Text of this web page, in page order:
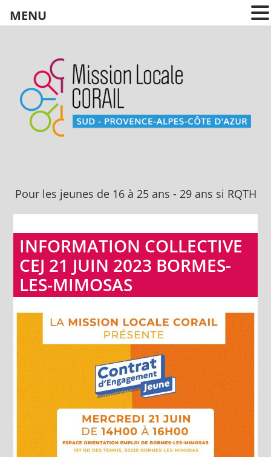
Pour les jeunes
de 16 à 25 ans
Pour les jeunes de 16 à 25 ans - 29 ans si RQTH
INFORMATION COLLECTIVE
CEJ 21 JUIN 2023 BORMES-
LES-MIMOSAS
MENU